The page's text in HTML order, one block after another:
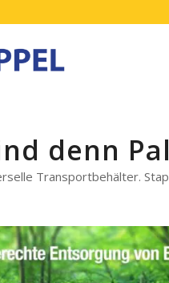
denn
Transportbehälter.